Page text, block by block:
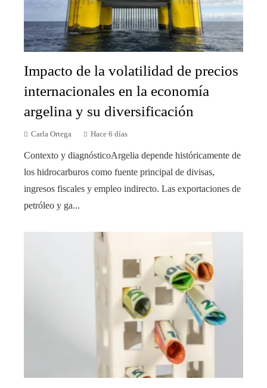
Impacto de la volatilidad de precios
internacionales en la economía
argelina y su diversificación
Carla Ortega Hace 6 días
Contexto y diagnósticoArgelia depende históricamente de
los hidrocarburos como fuente principal de divisas,
ingresos fiscales y empleo indirecto. Las exportaciones de
petróleo y ga...